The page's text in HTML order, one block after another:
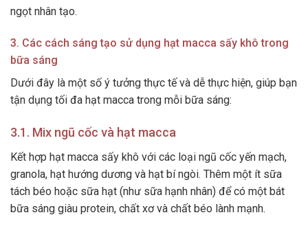
ngọt nhân tạo.
3. Các cách sáng tạo sử dụng hạt macca sấy khô trong
bữa sáng
Dưới đây là một số ý tưởng thực tế và dễ thực hiện, giúp bạn
tận dụng tối đa hạt macca trong mỗi bữa sáng:
3.1. Mix ngũ cốc và hạt macca
Kết hợp hạt macca sấy khô với các loại ngũ cốc yến mạch,
granola, hạt hướng dương và hạt bí ngòi. Thêm một ít sữa
tách béo hoặc sữa hạt (như sữa hạnh nhân) để có một bát
bữa sáng giàu protein, chất xơ và chất béo lành mạnh.